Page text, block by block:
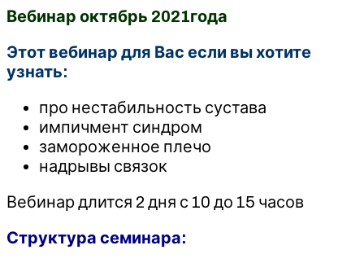
Вебинар октябрь 2021года
Этот вебинар для Вас если вы хотите
узнать:
про нестабильность сустава
импичмент синдром
замороженное плечо
надрывы связок
Вебинар длится 2 дня с 10 до 15 часов
Структура семинара: